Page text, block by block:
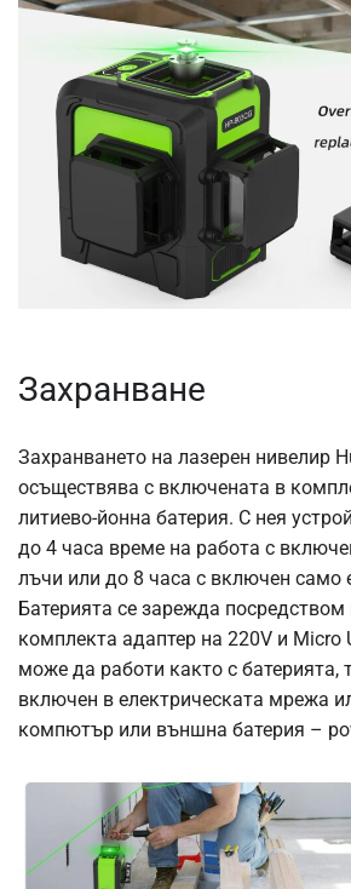
Захранване
Захранването на лазерен нивелир
осъществява с включената в
литиево-йонна батерия. С нея
до 4 часа време на работа с
лъчи или до 8 часа с включен само
Батерията се зарежда
комплекта адаптер на 220V и Micro
може да работи както с батерията,
включен в електрическата мрежа
компютър или външна батерия –